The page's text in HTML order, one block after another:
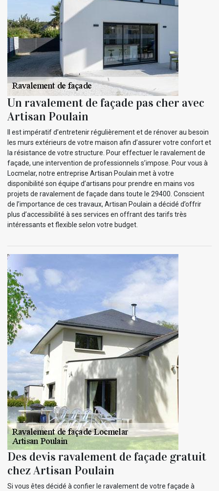
Un ravalement de façade pas cher avec
Artisan Poulain
Il est impératif d’entretenir régulièrement et de rénover au besoin
les murs extérieurs de votre maison afin d’assurer votre confort et
la résistance de votre structure. Pour effectuer le ravalement de
façade, une intervention de professionnels s’impose. Pour vous à
Locmelar, notre entreprise Artisan Poulain met à votre
disponibilité son équipe d’artisans pour prendre en mains vos
projets de ravalement de façade dans toute le 29400. Conscient
de l’importance de ces travaux, Artisan Poulain a décidé d’offrir
plus d’accessibilité à ses services en offrant des tarifs très
intéressants et flexible selon votre budget.
Des devis ravalement de façade gratuit
chez Artisan Poulain
Si vous êtes décidé à confier le ravalement de votre façade à